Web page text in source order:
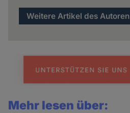
Weitere Artikel des Autoren
Mehr lesen über: